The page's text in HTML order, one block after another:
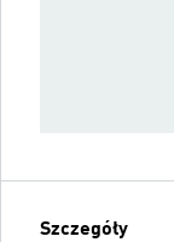
Szczegóły